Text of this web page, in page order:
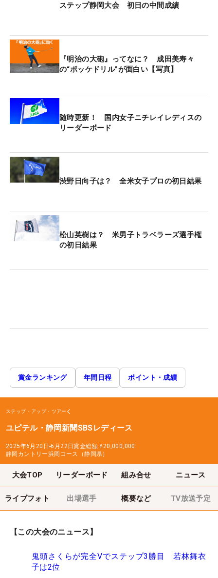
ステップ静岡大会 初日の中間成績
『明治の大砲』ってなに？ 成田美寿々
の“ポッケドリル”が面白い【写真】
随時更新！ 国内女子ニチレイレディスの
リーダーボード
渋野日向子は？ 全米女子プロの初日結果
松山英樹は？ 米男子トラベラーズ選手権
の初日結果
賞金ランキング 年間日程 ポイント・成績
ステップ・アップ・ツアー
ユピテル・静岡新聞SBSレディース
2025年6月20日-6月22日賞金総額 ¥20,000,000
静岡カントリー浜岡コース（静岡県）
大会TOP リーダーボード 組み合せ ニュース
ライブフォト 出場選手 概要など TV放送予定
【この大会のニュース】
鬼頭さくらが完全Vでステップ3勝目 若林舞衣
子は2位